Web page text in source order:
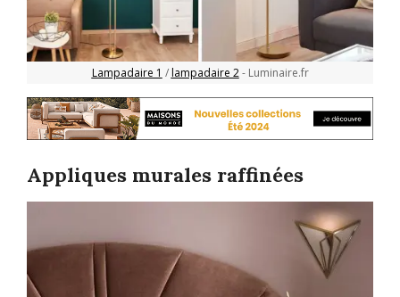
Lampadaire 1 /lampadaire 2- Luminaire.fr
Appliques murales raffinées